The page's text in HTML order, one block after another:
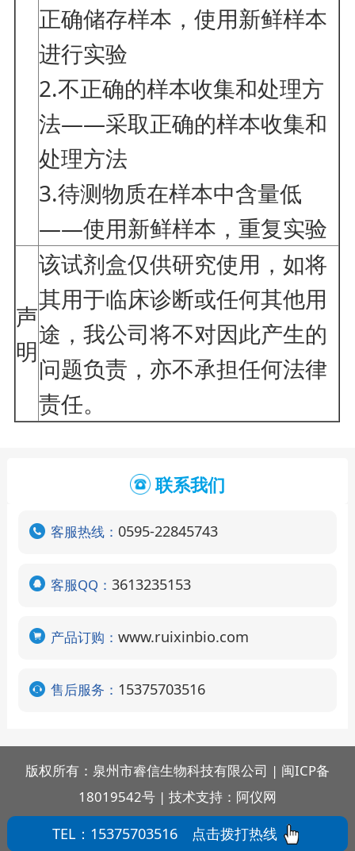
正确储存样本，使用新鲜样本
进行实验
2.不正确的样本收集和处理方
法——采取正确的样本收集和
处理方法
3.待测物质在样本中含量低
——使用新鲜样本，重复实验
声
明
该试剂盒仅供研究使用，如将
其用于临床诊断或任何其他用
途，我公司将不对因此产生的
问题负责，亦不承担任何法律
责任。
联系我们
客服热线： 0595-22845743
客服QQ：3613235153
产品订购：www.ruixinbio.com
售后服务： 15375703516
版权所有：泉州市睿信生物科技有限公司 | 闽ICP备
18019542号 | 技术支持：阿仪网
TEL：15375703516点击拨打热线